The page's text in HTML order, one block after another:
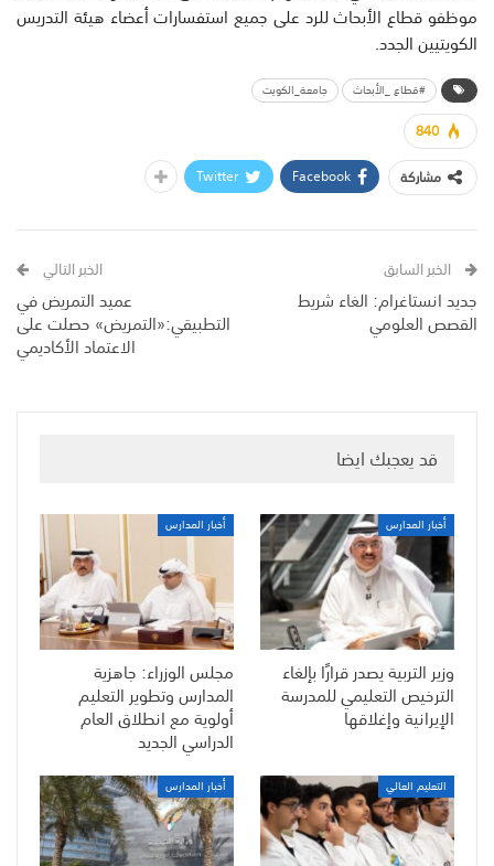
موظفو قطاع الأبحاث للرد على جميع استفسارات أعضاء هيئة التدريس
الكويتيين الجدد.
#قطاع _الأبحاث جامعة_الكويت
840
مشاركة
Facebook
Twitter
الخبر السابق
جديد انستاغرام: الغاء شريط
القصص العلومي
الخبر التالي
عميد التمريض في
التطبيقي:«التمريض» حصلت على
الاعتماد الأكاديمي
قد يعجبك ايضا
أخبار المدارس
وزير التربية يصدر قرارًا بإلغاء
الترخيص التعليمي للمدرسة
الإيرانية وإغلاقها
أخبار المدارس
مجلس الوزراء: جاهزية
المدارس وتطوير التعليم
أولوية مع انطلاق العام
الدراسي الجديد
التعليم العالي أخبار المدارس